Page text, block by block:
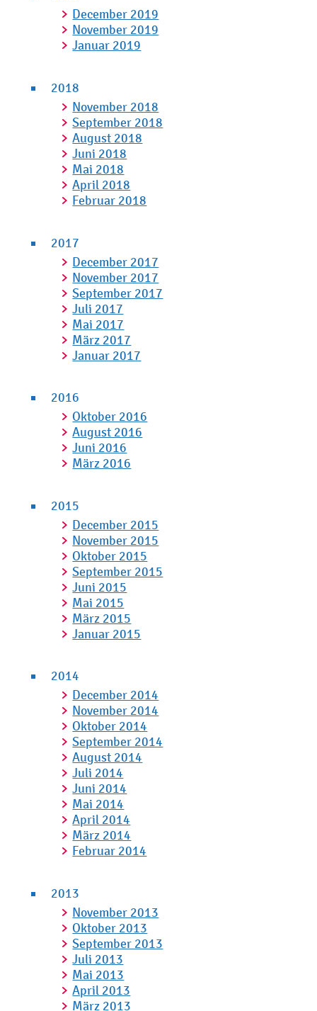
December 2019
November 2019
Januar 2019
2018
November 2018
September 2018
August 2018
Juni 2018
Mai 2018
April 2018
Februar 2018
2017
December 2017
November 2017
September 2017
Juli 2017
Mai 2017
März 2017
Januar 2017
2016
Oktober 2016
August 2016
Juni 2016
März 2016
2015
December 2015
November 2015
Oktober 2015
September 2015
Juni 2015
Mai 2015
März 2015
Januar 2015
2014
December 2014
November 2014
Oktober 2014
September 2014
August 2014
Juli 2014
Juni 2014
Mai 2014
April 2014
März 2014
Februar 2014
2013
November 2013
Oktober 2013
September 2013
Juli 2013
Mai 2013
April 2013
März 2013